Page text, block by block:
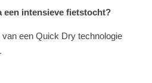
een intensieve fietstocht?
een Quick Dry technologie